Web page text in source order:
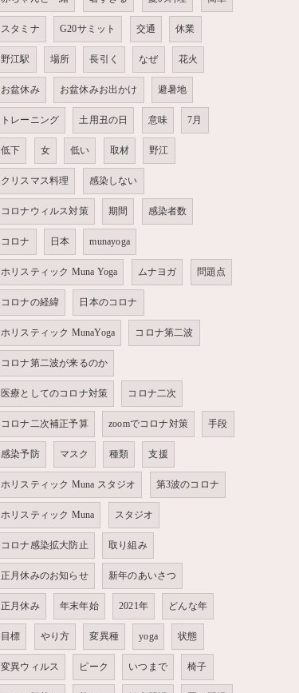
スタミナ G20サミット 交通 休業
野江駅 場所 長引く なぜ 花火
お盆休み お盆休みお出かけ 避暑地
トレーニング 土用丑の日 意味 7月
低下 女 低い 取材 野江
クリスマス料理 感染しない
コロナウィルス対策 期間 感染者数
コロナ 日本 munayoga
ホリスティック Muna Yoga ムナヨガ 問題点
コロナの経緯 日本のコロナ
ホリスティック MunaYoga コロナ第二波
コロナ第二波が来るのか
医療としてのコロナ対策 コロナ二次
コロナ二次補正予算 zoomでコロナ対策 手段
感染予防 マスク 種類 支援
ホリスティック Muna スタジオ 第3波のコロナ
ホリスティック Muna スタジオ
コロナ感染拡大防止 取り組み
正月休みのお知らせ 新年のあいさつ
正月休み 年末年始 2021年 どんな年
目標 やり方 変異種 yoga 状態
変異ウィルス ピーク いつまで 椅子